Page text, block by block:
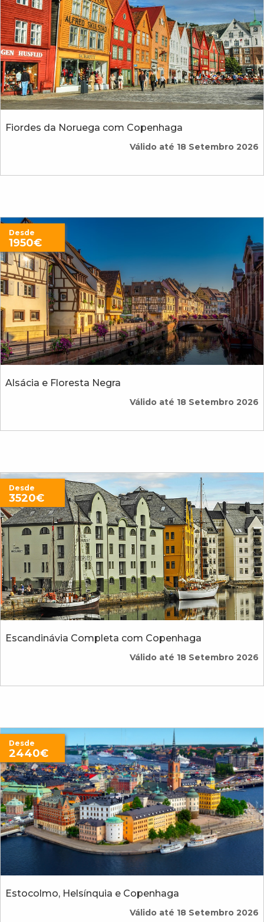
Fiordes da Noruega com Copenhaga
Válido até 18 Setembro 2026
Alsácia e Floresta Negra
Desde
1950€
Válido até 18 Setembro 2026
Escandinávia Completa com Copenhaga
Desde
3520€
Válido até 18 Setembro 2026
Estocolmo, Helsínquia e Copenhaga
Desde
2440€
Válido até 18 Setembro 2026